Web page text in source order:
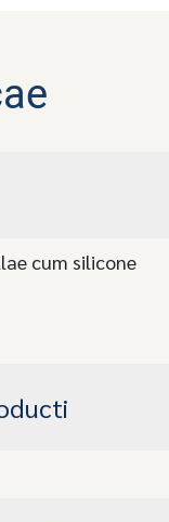
cum silicone